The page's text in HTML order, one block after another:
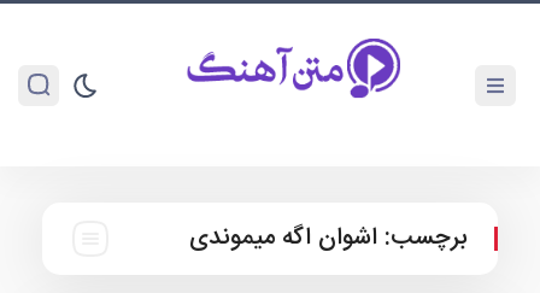
برچسب: اشوان اگه میموندی